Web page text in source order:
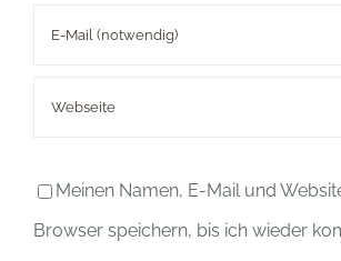
Meinen Namen, E-Mail und
Browser speichern, bis ich wieder